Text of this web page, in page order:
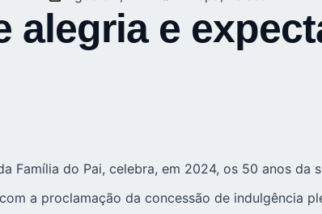
alegria e
Família do Pai, celebra, em 2024, os 50 anos da
a proclamação da concessão de indulgência